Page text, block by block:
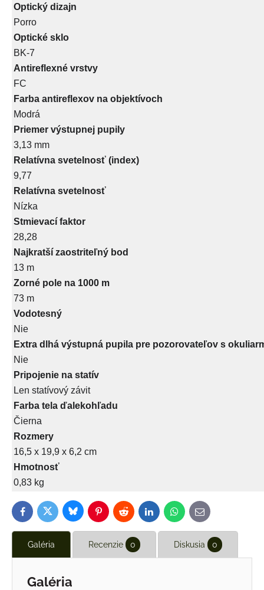
Optický dizajn
Porro
Optické sklo
BK-7
Antireflexné vrstvy
FC
Farba antireflexov na objektívoch
Modrá
Priemer výstupnej pupily
3,13 mm
Relatívna svetelnosť (index)
9,77
Relatívna svetelnosť
Nízka
Stmievací faktor
28,28
Najkratší zaostriteľný bod
13 m
Zorné pole na 1000 m
73 m
Vodotesný
Nie
Extra dlhá výstupná pupila pre pozorovateľov s
Nie
Pripojenie na statív
Len statívový závit
Farba tela ďalekohľadu
Čierna
Rozmery
16,5 x 19,9 x 6,2 cm
Hmotnosť
0,83 kg
FacebookTwitterBlueskyPinterestReddit LinkedInWhatsApp
E-
mail
Galéria Recenzie 0 Diskusia 0
Galéria